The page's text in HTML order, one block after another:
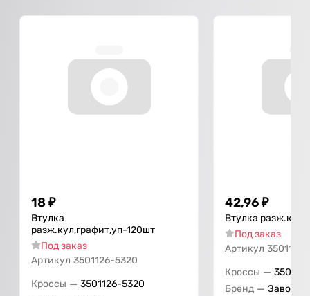
18 ₽
Втулка
разж.кул,графит,уп-120шт
Под заказ
Артикул 3501126-5320
Кроссы — 3501126-5320
42,96₽
Втулка
Под заказ
Артикул
Кроссы —
Бренд — Завод